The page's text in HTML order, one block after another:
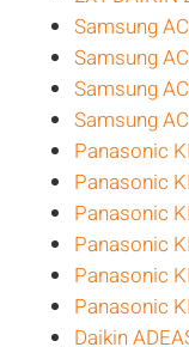
Samsung
Samsung
Samsung
Samsung
Panasonic
Panasonic
Panasonic
Panasonic
Panasonic
Panasonic
Daikin